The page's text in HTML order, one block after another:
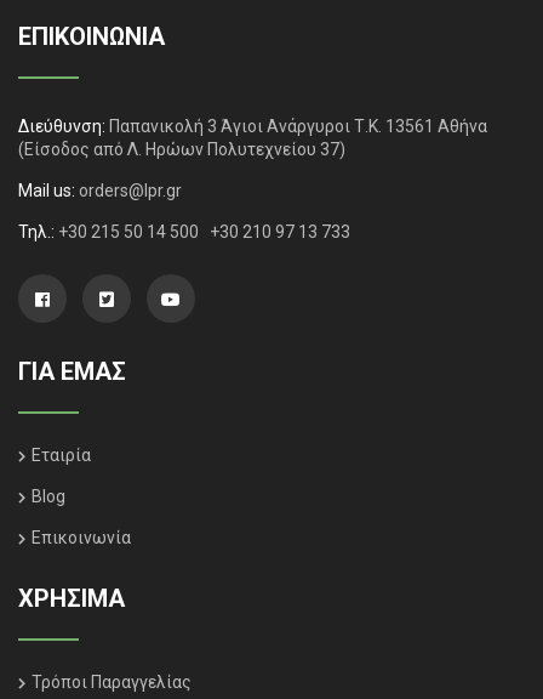
ΕΠΙΚΟΙΝΩΝΙΑ
Διεύθυνση: Παπανικολή 3 Άγιοι Ανάργυροι Τ.Κ. 13561 Αθήνα
(Είσοδος από Λ. Ηρώων Πολυτεχνείου 37)
Mail us: orders@lpr.gr
Τηλ.: +30 215 50 14 500 +30 210 97 13 733
ΓΙΑ ΕΜΑΣ
Εταιρία
Blog
Επικοινωνία
ΧΡΗΣΙΜΑ
Τρόποι Παραγγελίας